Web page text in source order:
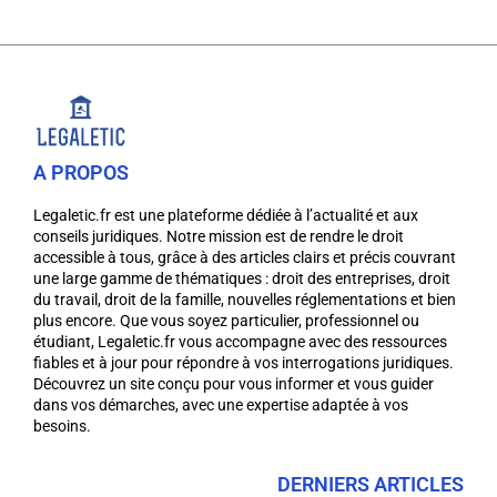
A PROPOS
Legaletic.fr est une plateforme dédiée à l’actualité et aux
conseils juridiques. Notre mission est de rendre le droit
accessible à tous, grâce à des articles clairs et précis couvrant
une large gamme de thématiques : droit des entreprises, droit
du travail, droit de la famille, nouvelles réglementations et bien
plus encore. Que vous soyez particulier, professionnel ou
étudiant, Legaletic.fr vous accompagne avec des ressources
fiables et à jour pour répondre à vos interrogations juridiques.
Découvrez un site conçu pour vous informer et vous guider
dans vos démarches, avec une expertise adaptée à vos
besoins.
DERNIERS ARTICLES